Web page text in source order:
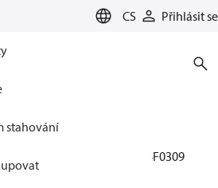
CS Přihlásit se
stahování
Solutions pro chlazení
114F0309